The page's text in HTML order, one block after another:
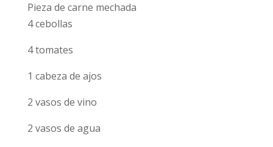
Pieza de carne mechada
4 cebollas
4 tomates
1 cabeza de ajos
2 vasos de vino
2 vasos de agua